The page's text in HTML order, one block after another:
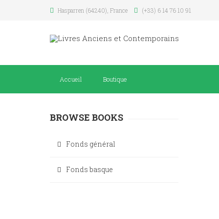
Hasparren (64240), France (+33) 6 14 76 10 91
Accueil Boutique
BROWSE BOOKS
Fonds général
Fonds basque